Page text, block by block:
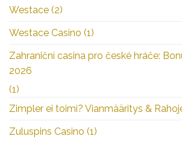
Westace (2)
Westace Casino (1)
Zahraniční casina pro české hráče:
2026
(1)
Zimpler ei toimi? Vianmääritys &
Zuluspins Casino (1)